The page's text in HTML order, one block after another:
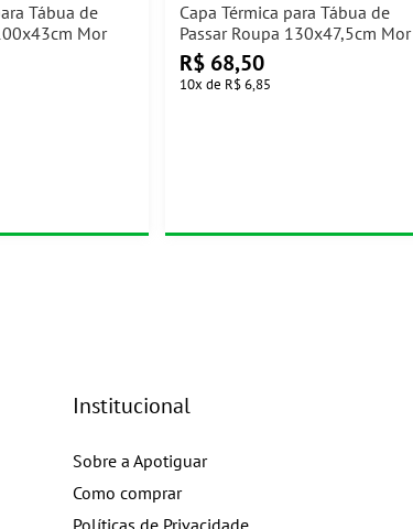
Tábua de
Mor
Capa Térmica para Tábua de
Passar Roupa 130x47,5cm Mor
R$ 68,50
10x de R$ 6,85
Institucional
Sobre a Apotiguar
Como comprar